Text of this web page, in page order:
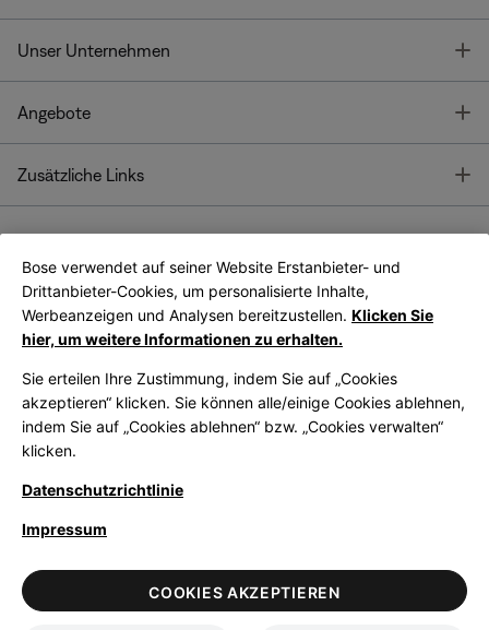
Unser Unternehmen
Angebote
Zusätzliche Links
Bose App
Bose Connect
App
LegalDatenschutzrichtlinieZugänglichkeitHinweis zu Cookies
VerkaufsbedingungenNutzungsbedingungen
Bose verwendet auf seiner Website Erstanbieter- und
Drittanbieter-Cookies, um personalisierte Inhalte,
Werbeanzeigen und Analysen bereitzustellen. Klicken Sie
hier, um weitere Informationen zu erhalten.
Sie erteilen Ihre Zustimmung, indem Sie auf „Cookies
akzeptieren“ klicken. Sie können alle/einige Cookies ablehnen,
indem Sie auf „Cookies ablehnen“ bzw. „Cookies verwalten“
klicken.
Datenschutzrichtlinie
Impressum
COOKIES AKZEPTIEREN